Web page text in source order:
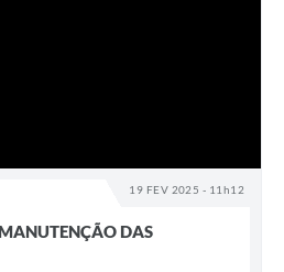
19 FEV 2025 - 11h12
DAS